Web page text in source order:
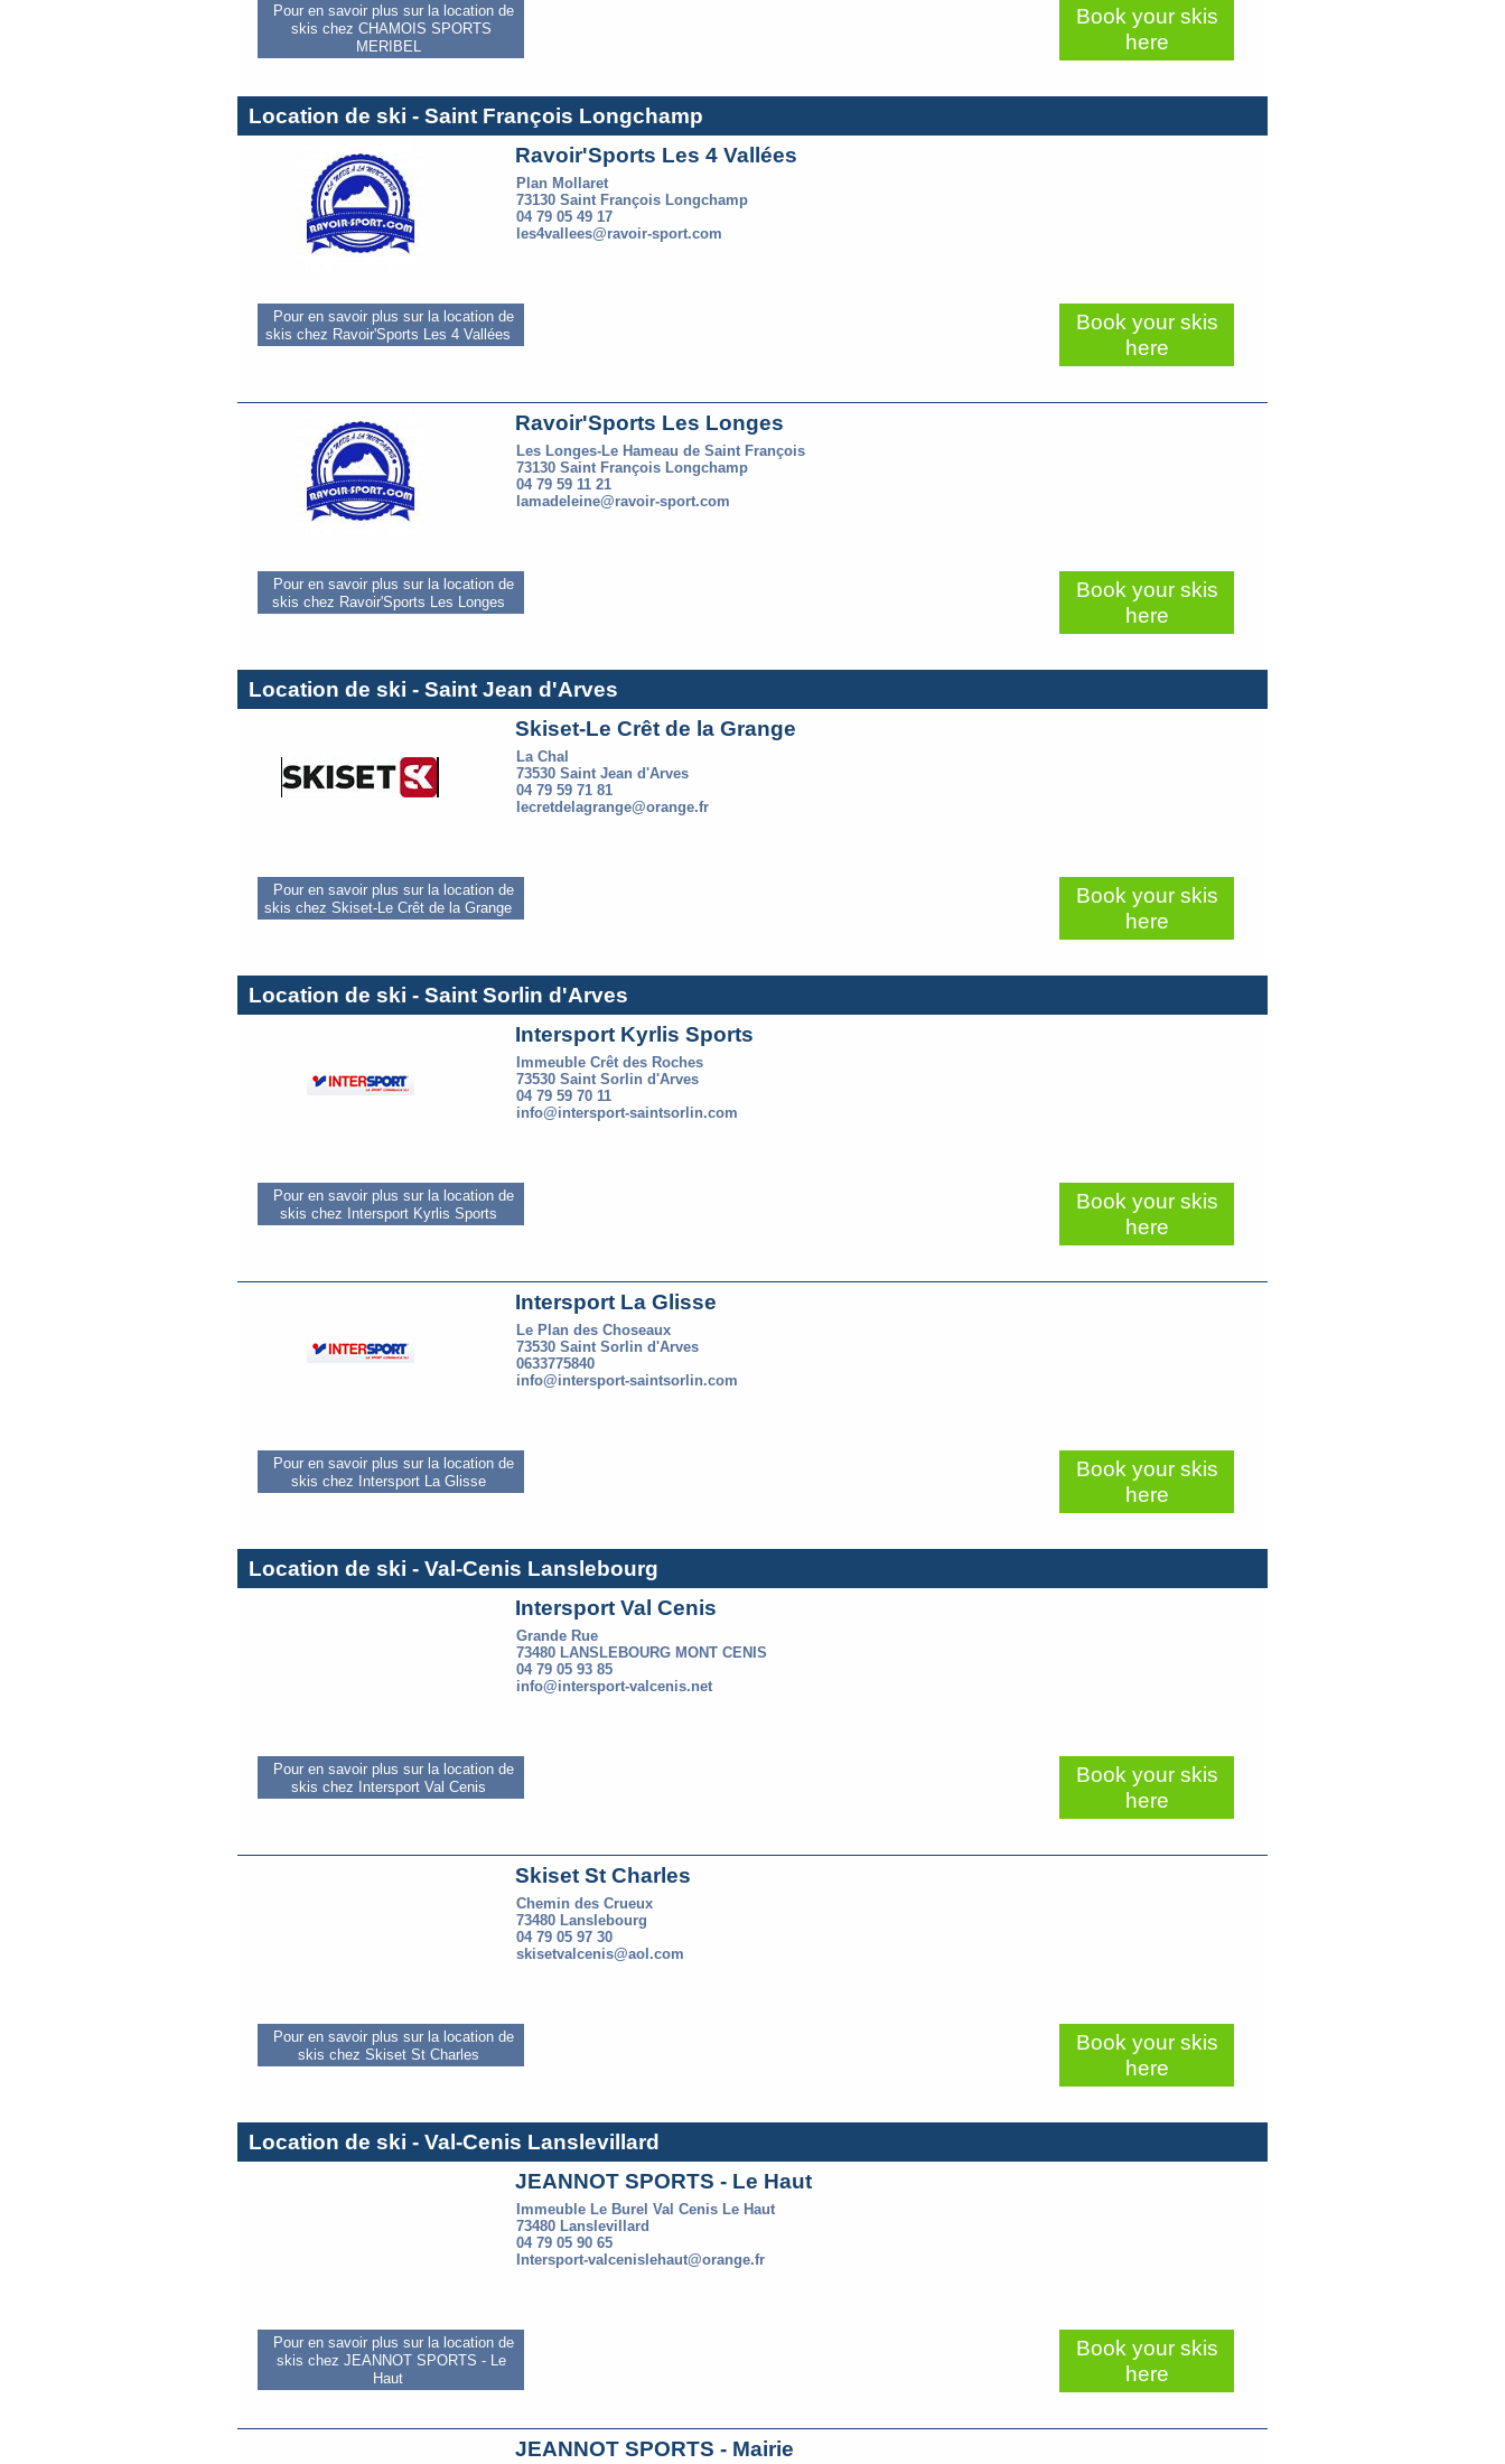
Pour en savoir plus sur la location de
skis chez CHAMOIS SPORTS
MERIBEL
Book your skis
here
Location de ski - Saint François Longchamp
Ravoir'Sports Les 4 Vallées
Plan Mollaret
73130 Saint François Longchamp
04 79 05 49 17
les4vallees@ravoir-sport.com
Pour en savoir plus sur la location de
skis chez Ravoir'Sports Les 4 Vallées
Book your skis
here
Ravoir'Sports Les Longes
Les Longes-Le Hameau de Saint François
73130 Saint François Longchamp
04 79 59 11 21
lamadeleine@ravoir-sport.com
Pour en savoir plus sur la location de
skis chez Ravoir'Sports Les Longes
Book your skis
here
Location de ski - Saint Jean d'Arves
Skiset-Le Crêt de la Grange
La Chal
73530 Saint Jean d'Arves
04 79 59 71 81
lecretdelagrange@orange.fr
Pour en savoir plus sur la location de
skis chez Skiset-Le Crêt de la Grange
Book your skis
here
Location de ski - Saint Sorlin d'Arves
Intersport Kyrlis Sports
Immeuble Crêt des Roches
73530 Saint Sorlin d'Arves
04 79 59 70 11
info@intersport-saintsorlin.com
Pour en savoir plus sur la location de
skis chez Intersport Kyrlis Sports
Book your skis
here
Intersport La Glisse
Le Plan des Choseaux
73530 Saint Sorlin d'Arves
0633775840
info@intersport-saintsorlin.com
Pour en savoir plus sur la location de
skis chez Intersport La Glisse
Book your skis
here
Location de ski - Val-Cenis Lanslebourg
Intersport Val Cenis
Grande Rue
73480 LANSLEBOURG MONT CENIS
04 79 05 93 85
info@intersport-valcenis.net
Pour en savoir plus sur la location de
skis chez Intersport Val Cenis
Book your skis
here
Skiset St Charles
Chemin des Crueux
73480 Lanslebourg
04 79 05 97 30
skisetvalcenis@aol.com
Pour en savoir plus sur la location de
skis chez Skiset St Charles
Book your skis
here
Location de ski - Val-Cenis Lanslevillard
JEANNOT SPORTS - Le Haut
Immeuble Le Burel Val Cenis Le Haut
73480 Lanslevillard
04 79 05 90 65
Intersport-valcenislehaut@orange.fr
Pour en savoir plus sur la location de
skis chez JEANNOT SPORTS - Le
Haut
Book your skis
here
JEANNOT SPORTS - Mairie